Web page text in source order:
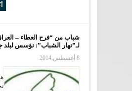
شباب من “فرح العطاء –
لـ”نهار الشباب”: نؤسس لبلد
8 أغسطس,2014